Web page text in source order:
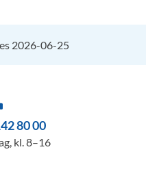
2026-06-25
80 00
kl. 8–16